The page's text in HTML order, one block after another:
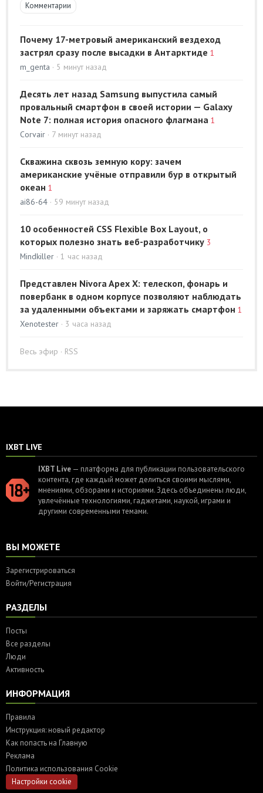
Комментарии
Почему 17-метровый американский вездеход
застрял сразу после высадки в Антарктиде 1
m_genta · 5 минут назад
Десять лет назад Samsung выпустила самый
провальный смартфон в своей истории — Galaxy
Note 7: полная история опасного флагмана 1
Corvair · 7 минут назад
Скважина сквозь земную кору: зачем
американские учёные отправили бур в открытый
океан 1
ai86-64 · 59 минут назад
10 особенностей CSS Flexible Box Layout, о
которых полезно знать веб-разработчику 3
Mindkiller · 1 час назад
Представлен Nivora Apex X: телескоп, фонарь и
повербанк в одном корпусе позволяют наблюдать
за удаленными объектами и заряжать смартфон 1
Xenotester · 3 часа назад
Весь эфир · RSS
IXBT LIVE
IXBT Live — платформа для публикации пользовательского
контента, где каждый может делиться своими мыслями,
мнениями, обзорами и историями. Здесь объединены люди,
увлечённые технологиями, гаджетами, наукой, играми и
другими современными темами.
ВЫ МОЖЕТЕ
Зарегистрироваться
Войти/Регистрация
РАЗДЕЛЫ
Посты
Все разделы
Люди
Активность
ИНФОРМАЦИЯ
Правила
Инструкция: новый редактор
Как попасть на Главную
Реклама
Политика использования Cookie
Настройки cookie